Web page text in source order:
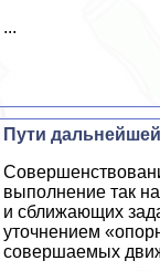
...
Пути
выполнение так
и сближающих
уточнением
совершаемых